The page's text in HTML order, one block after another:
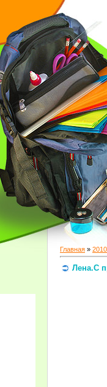
Главная » 2010
Лена.С